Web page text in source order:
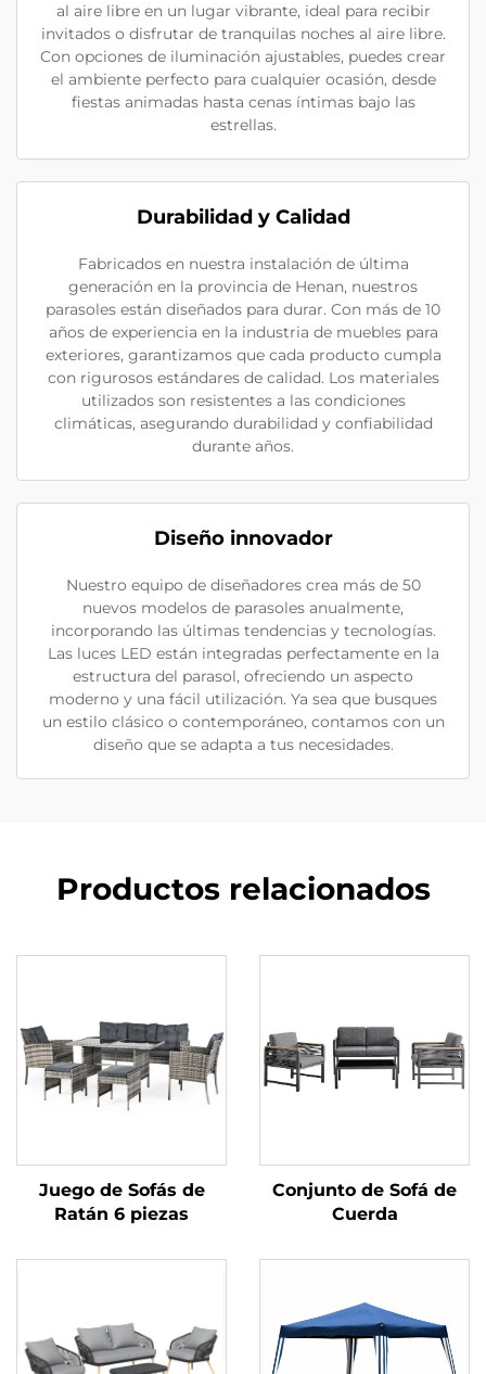
al aire libre en un lugar vibrante, ideal para recibir
invitados o disfrutar de tranquilas noches al aire libre.
Con opciones de iluminación ajustables, puedes crear
el ambiente perfecto para cualquier ocasión, desde
fiestas animadas hasta cenas íntimas bajo las
estrellas.
Durabilidad y Calidad
Fabricados en nuestra instalación de última
generación en la provincia de Henan, nuestros
parasoles están diseñados para durar. Con más de 10
años de experiencia en la industria de muebles para
exteriores, garantizamos que cada producto cumpla
con rigurosos estándares de calidad. Los materiales
utilizados son resistentes a las condiciones
climáticas, asegurando durabilidad y confiabilidad
durante años.
Diseño innovador
Nuestro equipo de diseñadores crea más de 50
nuevos modelos de parasoles anualmente,
incorporando las últimas tendencias y tecnologías.
Las luces LED están integradas perfectamente en la
estructura del parasol, ofreciendo un aspecto
moderno y una fácil utilización. Ya sea que busques
un estilo clásico o contemporáneo, contamos con un
diseño que se adapta a tus necesidades.
Productos relacionados
Juego de Sofás de
Ratán 6 piezas
Conjunto de Sofá de
Cuerda